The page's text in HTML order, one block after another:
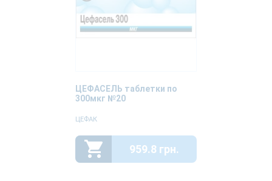
ЦЕФАСЕЛЬ таблетки по
300мкг №20
ЦЕФАК
959.8 грн.